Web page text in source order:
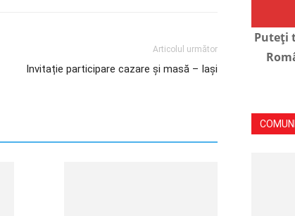
Articolul următor
Invitație participare cazare și masă – Iași
Puteți